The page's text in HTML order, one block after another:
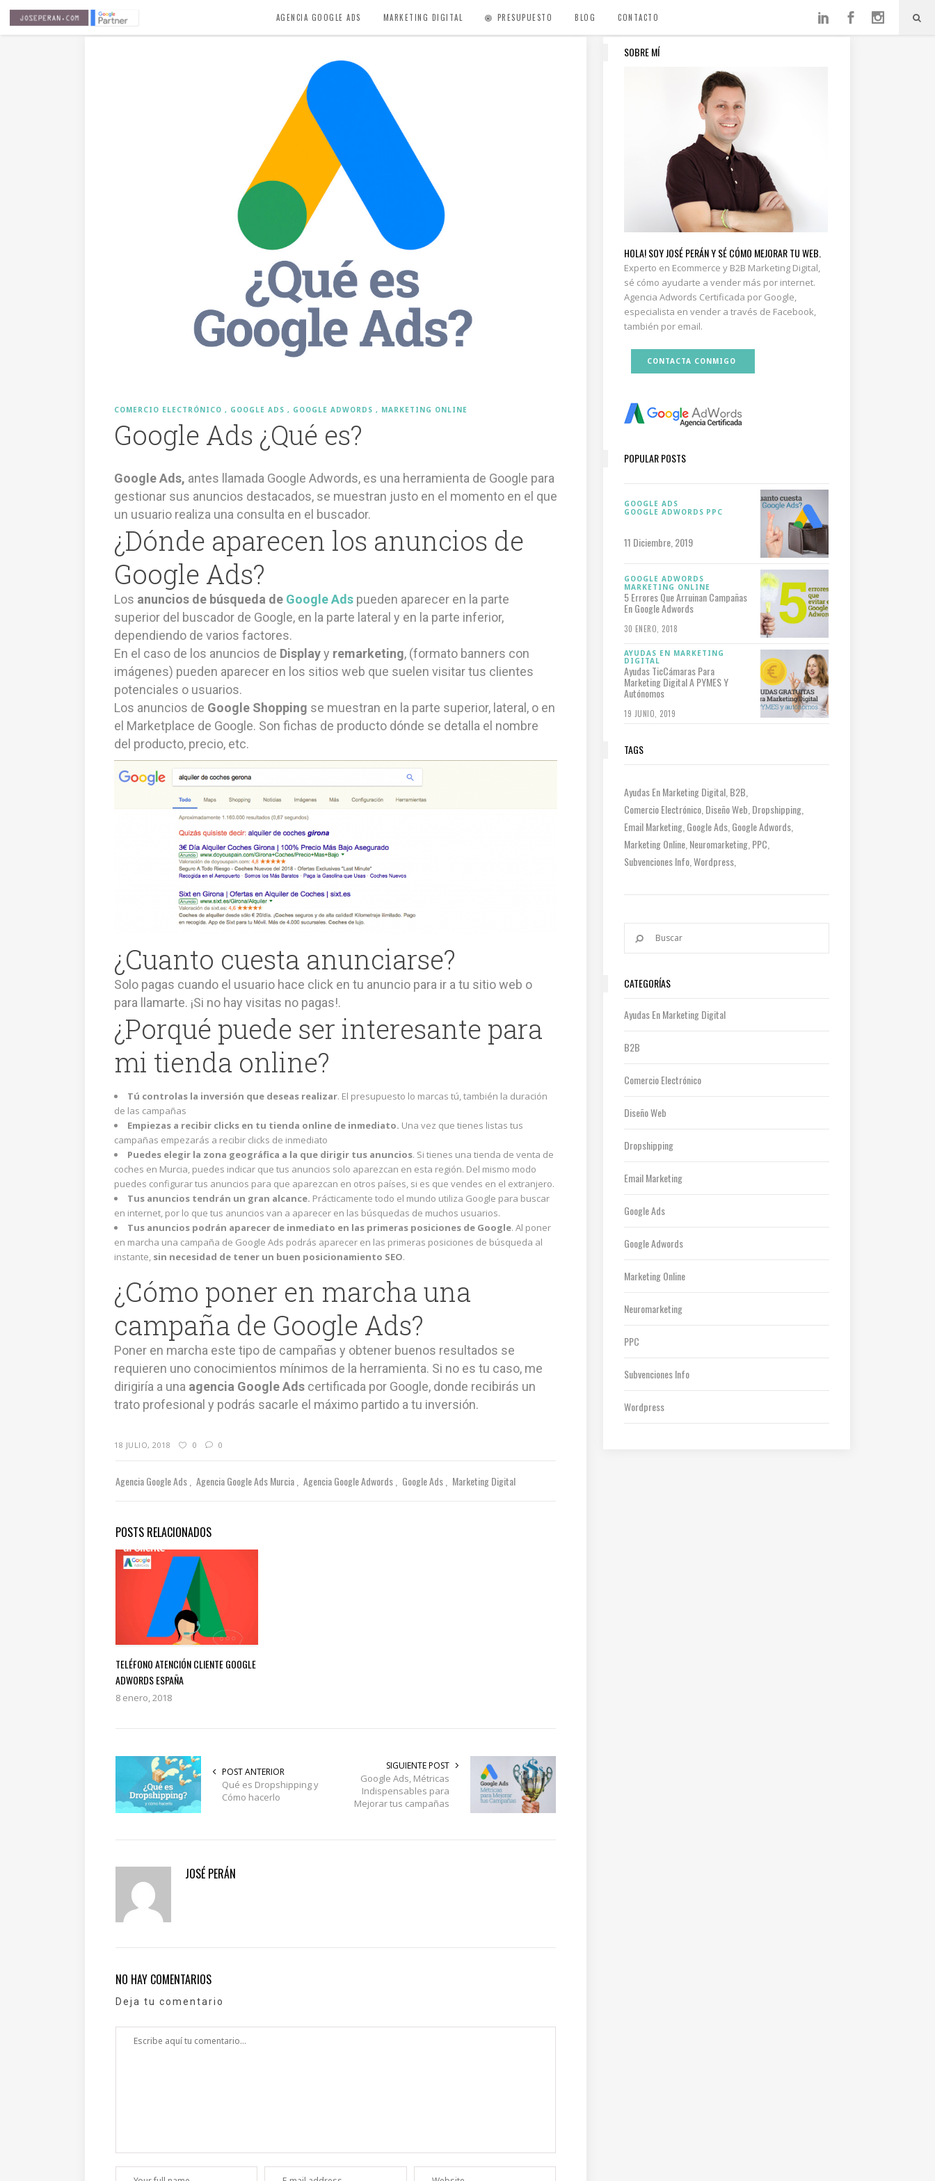
AGENCIA GOOGLE ADS MARKETING DIGITAL PRESUPUESTO BLOG CONTACTO
COMERCIO ELECTRÓNICO GOOGLE ADS GOOGLE ADWORDS MARKETING ONLINE
Google Ads ¿Qué es?
Google Ads, antes llamada Google Adwords, es una herramienta de Google para
gestionar sus anuncios destacados, se muestran justo en el momento en el que
un usuario realiza una consulta en el buscador.
¿Dónde aparecen los anuncios de
Google Ads?
Los anuncios de búsqueda de Google Ads pueden aparecer en la parte
superior del buscador de Google, en la parte lateral y en la parte inferior,
dependiendo de varios factores.
En el caso de los anuncios de Displayy remarketing, (formato banners con
imágenes) pueden aparecer en los sitios web que suelen visitar tus clientes
potenciales o usuarios.
Los anuncios de Google Shopping se muestran en la parte superior, lateral, o en
el Marketplace de Google. Son fichas de producto dónde se detalla el nombre
del producto, precio, etc.
¿Cuanto cuesta anunciarse?
Solo pagas cuando el usuario hace click en tu anuncio para ir a tu sitio web o
para llamarte. ¡Si no hay visitas no pagas!.
¿Porqué puede ser interesante para
mi tienda online?
Tú controlas la inversión que deseas realizar. El presupuesto lo marcas tú, también la duración
de las campañas
Empiezas a recibir clicks en tu tienda online de inmediato. Una vez que tienes listas tus
campañas empezarás a recibir clicks de inmediato
Puedes elegir la zona geográfica a la que dirigir tus anuncios. Si tienes una tienda de venta de
coches en Murcia, puedes indicar que tus anuncios solo aparezcan en esta región. Del mismo modo
puedes configurar tus anuncios para que aparezcan en otros países, si es que vendes en el extranjero.
Tus anuncios tendrán un gran alcance. Prácticamente todo el mundo utiliza Google para buscar
en internet, por lo que tus anuncios van a aparecer en las búsquedas de muchos usuarios.
Tus anuncios podrán aparecer de inmediato en las primeras posiciones de Google. Al poner
en marcha una campaña de Google Ads podrás aparecer en las primeras posiciones de búsqueda al
instante, sin necesidad de tener un buen posicionamiento SEO.
¿Cómo poner en marcha una
campaña de Google Ads?
Poner en marcha este tipo de campañas y obtener buenos resultados se
requieren uno conocimientos mínimos de la herramienta. Si no es tu caso, me
dirigiría a una agencia Google Ads certificada por Google, donde recibirás un
trato profesional y podrás sacarle el máximo partido a tu inversión.
18 JULIO, 2018 0 0
Agencia Google Ads Agencia Google Ads Murcia Agencia Google Adwords Google Ads Marketing Digital
POSTS RELACIONADOS
TELÉFONO ATENCIÓN CLIENTE GOOGLE
ADWORDS ESPAÑA
8 enero, 2018
POST ANTERIOR
Qué es Dropshipping y
Cómo hacerlo
SIGUIENTE POST
Google Ads, Métricas
Indispensables para
Mejorar tus campañas
JOSÉ PERÁN
NO HAY COMENTARIOS
Deja tu comentario
SOBRE MÍ
HOLA! SOY JOSÉ PERÁN Y SÉ CÓMO MEJORAR TU WEB.
Experto en Ecommerce y B2B Marketing Digital,
sé cómo ayudarte a vender más por internet.
Agencia Adwords Certificada por Google,
especialista en vender a través de Facebook,
también por email.
CONTACTA CONMIGO
POPULAR POSTS
GOOGLE ADS
GOOGLE ADWORDS PPC
11 Diciembre, 2019
GOOGLE ADWORDS
MARKETING ONLINE
5 Errores Que Arruinan Campañas
En Google Adwords
30 ENERO, 2018
AYUDAS EN MARKETING
DIGITAL
Ayudas TicCámaras Para
Marketing Digital A PYMES Y
Autónomos
19 JUNIO, 2019
TAGS
Ayudas En Marketing Digital B2B
Comercio Electrónico Diseño Web Dropshipping
Email Marketing Google Ads Google Adwords
Marketing Online Neuromarketing PPC
Subvenciones Info Wordpress
CATEGORÍAS
Ayudas En Marketing Digital
B2B
Comercio Electrónico
Diseño Web
Dropshipping
Email Marketing
Google Ads
Google Adwords
Marketing Online
Neuromarketing
PPC
Subvenciones Info
Wordpress